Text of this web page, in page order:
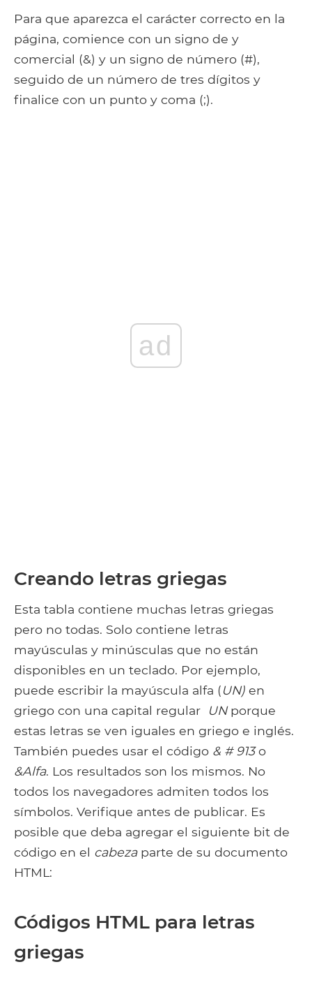
Para que aparezca el carácter correcto en la
página, comience con un signo de y
comercial (&) y un signo de número (#),
seguido de un número de tres dígitos y
finalice con un punto y coma (;).
ad
Creando letras griegas
Esta tabla contiene muchas letras griegas
pero no todas. Solo contiene letras
mayúsculas y minúsculas que no están
disponibles en un teclado. Por ejemplo,
puede escribir la mayúscula alfa (UN) en
griego con una capital regular
UNporque
estas letras se ven iguales en griego e inglés.
También puedes usar el código & # 913o
&Alfa. Los resultados son los mismos. No
todos los navegadores admiten todos los
símbolos. Verifique antes de publicar. Es
posible que deba agregar el siguiente bit de
código en el cabezaparte de su documento
HTML:
Códigos HTML para letras
griegas